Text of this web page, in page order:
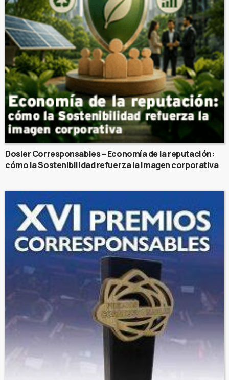
Dosier Corresponsables – Economía de la reputación:
cómo la Sostenibilidad refuerza la imagen corporativa